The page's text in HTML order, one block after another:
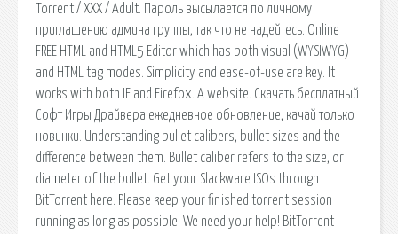
Torrent / XXX / Adult. Пароль высылается по личному
приглашению админа группы, так что не надейтесь. Online
FREE HTML and HTML5 Editor which has both visual (WYSIWYG)
and HTML tag modes. Simplicity and ease-of-use are key. It
works with both IE and Firefox. A website. Скачать бесплатный
Софт Игры Драйвера ежедневное обновление, качай только
новинки. Understanding bullet calibers, bullet sizes and the
difference between them. Bullet caliber refers to the size, or
diameter of the bullet. Get your Slackware ISOs through
BitTorrent here. Please keep your finished torrent session
running as long as possible! We need your help! BitTorrent